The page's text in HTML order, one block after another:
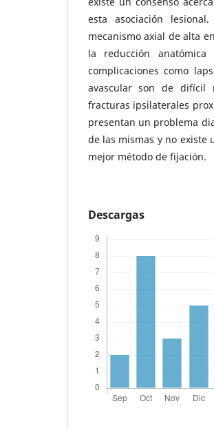
esta asociación
mecanismo axial de alta
la reducción
complicaciones como
avascular son de difícil
fracturas ipsilaterales
presentan un problema
de las mismas y no existe
mejor método de fijación.
Descargas